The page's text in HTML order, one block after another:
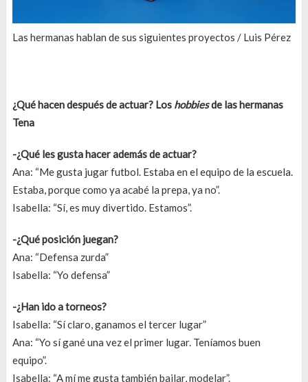
Las hermanas hablan de sus siguientes proyectos / Luis Pérez
¿Qué hacen después de actuar? Los hobbiesde las hermanas
Tena
-¿Qué les gusta hacer además de actuar?
Ana: “Me gusta jugar futbol. Estaba en el equipo de la escuela.
Estaba, porque como ya acabé la prepa, ya no”.
Isabella: “Sí, es muy divertido. Estamos”.
-¿Qué posición juegan?
Ana: “Defensa zurda”
Isabella: “Yo defensa”
-¿Han ido a torneos?
Isabella: “Sí claro, ganamos el tercer lugar”
Ana: “Yo sí gané una vez el primer lugar. Teníamos buen
equipo”.
Isabella: “A mí me gusta también bailar, modelar”.